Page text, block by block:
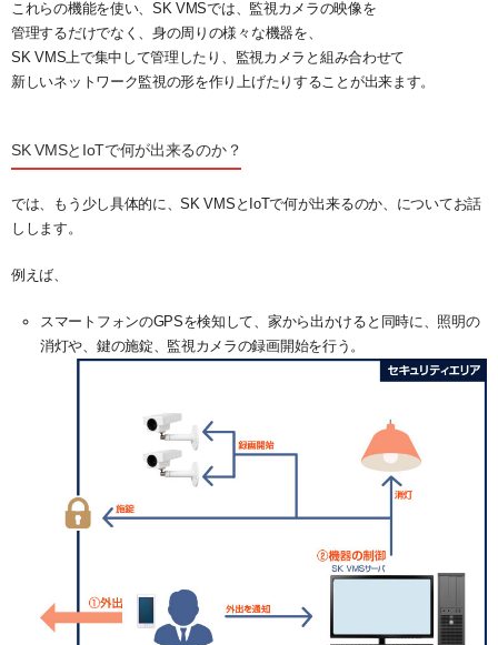
これらの機能を使い、SK VMSでは、監視カメラの映像を
管理するだけでなく、身の周りの様々な機器を、
SK VMS上で集中して管理したり、監視カメラと組み合わせて
新しいネットワーク監視の形を作り上げたりすることが出来ます。
SK VMSとIoTで何が出来るのか？
では、もう少し具体的に、SK VMSとIoTで何が出来るのか、についてお話
しします。
例えば、
スマートフォンのGPSを検知して、家から出かけると同時に、照明の
消灯や、鍵の施錠、監視カメラの録画開始を行う。